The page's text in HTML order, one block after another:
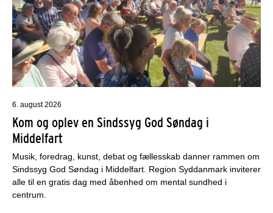
6. august 2026
Kom og oplev en Sindssyg God Søndag i
Middelfart
Musik, foredrag, kunst, debat og fællesskab danner rammen om
Sindssyg God Søndag i Middelfart. Region Syddanmark inviterer
alle til en gratis dag med åbenhed om mental sundhed i
centrum.